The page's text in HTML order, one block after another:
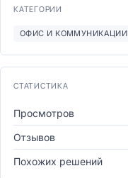
КАТЕГОРИИ
ОФИС И КОММУНИКАЦИИ
СТАТИСТИКА
Просмотров
Отзывов
Похожих решений